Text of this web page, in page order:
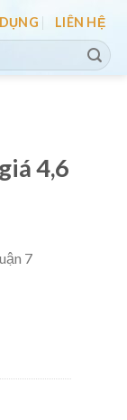
LIÊN HỆ
4,6
7